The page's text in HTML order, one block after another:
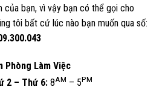
của bạn, vì vậy bạn có thể gọi cho
tôi bất cứ lúc nào bạn muốn qua số:
Phòng Làm Việc
2 – Thứ 6: 8AM – 5PM